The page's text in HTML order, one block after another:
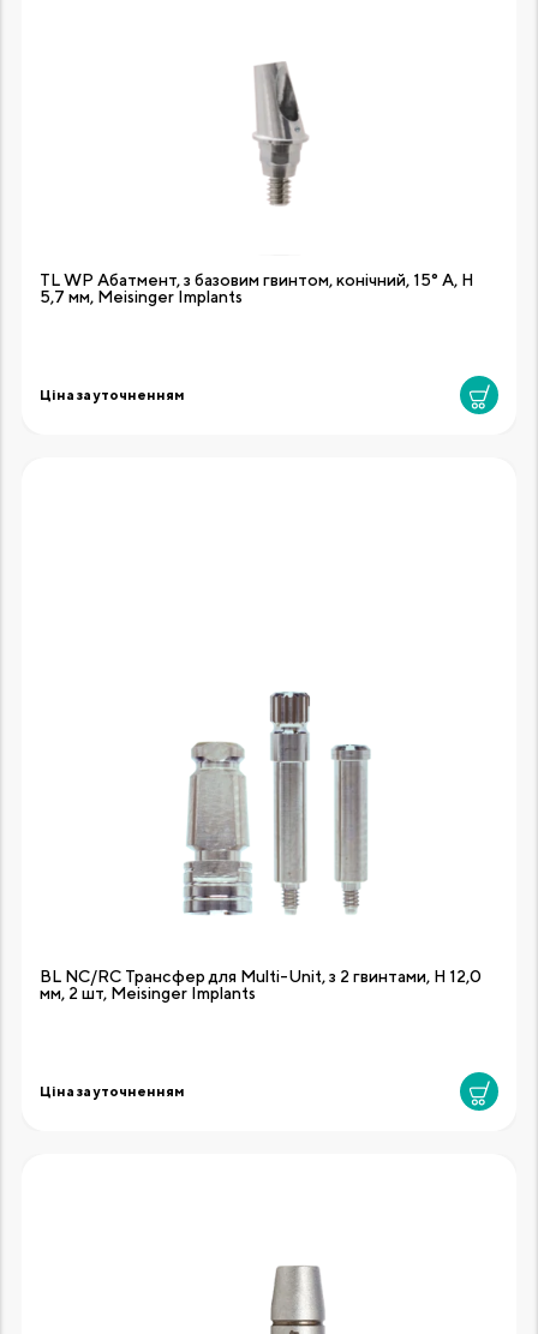
TL WP Абатмент, з базовим гвинтом, конічний, 15° A, H
5,7 мм, Meisinger Implants
Ціна за уточненням
BL NC/RC Трансфер для Multi-Unit, з 2 гвинтами, H 12,0
мм, 2 шт, Meisinger Implants
Ціна за уточненням